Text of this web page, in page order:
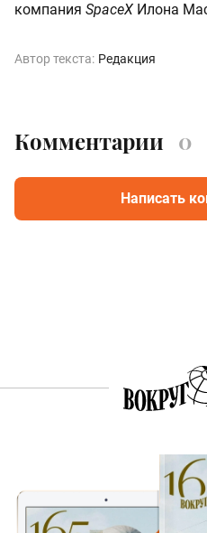
компания SpaceX Илона
Автор текста: Редакция
Комментарии 0
Написать